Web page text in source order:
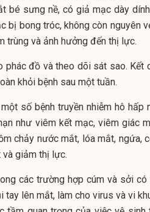
bé sưng nề, có giả mạc dày
bong tróc, không còn nguyên
trùng và ảnh hưởng đến thị lực.
đồ và theo dõi sát sao. Kết
khỏi bệnh sau một tuần.
số bệnh truyền nhiễm hô hấp
như viêm kết mạc, viêm giác
chảy nước mắt, lóa mắt, ngứa,
giảm thị lực.
các trường hợp cúm và sởi có
lên mắt, làm cho virus và vi